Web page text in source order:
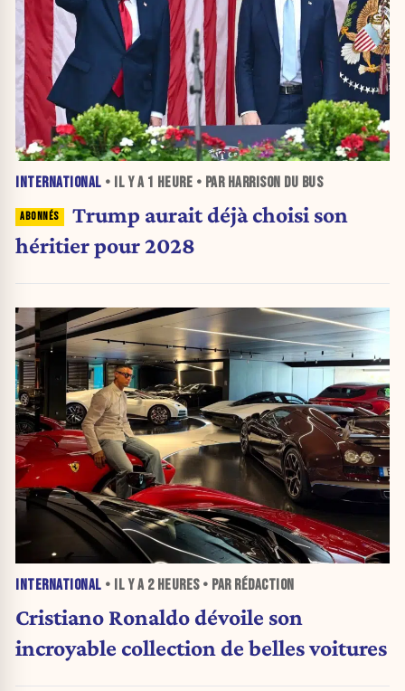
INTERNATIONAL • IL Y A 1 HEURE • PAR HARRISON DU BUS
Trump aurait déjà choisi son
héritier pour 2028
INTERNATIONAL • IL Y A 2 HEURES• PAR RÉDACTION
Cristiano Ronaldo dévoile son
incroyable collection de belles voitures